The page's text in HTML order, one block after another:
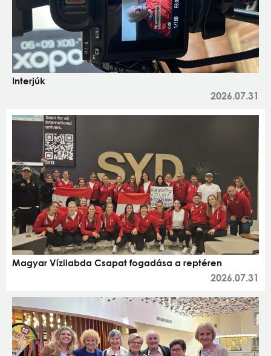
Interjúk
2026.07.31
Magyar Vízilabda Csapat fogadása a reptéren
2026.07.31